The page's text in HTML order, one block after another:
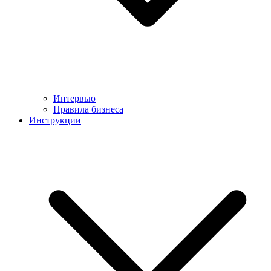
Интервью
Правила бизнеса
Инструкции